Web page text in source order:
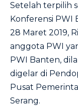
Setelah terpilih
Konferensi PWI
28 Maret 2019,
anggota PWI
PWI Banten,
digelar di
Pusat
Serang.